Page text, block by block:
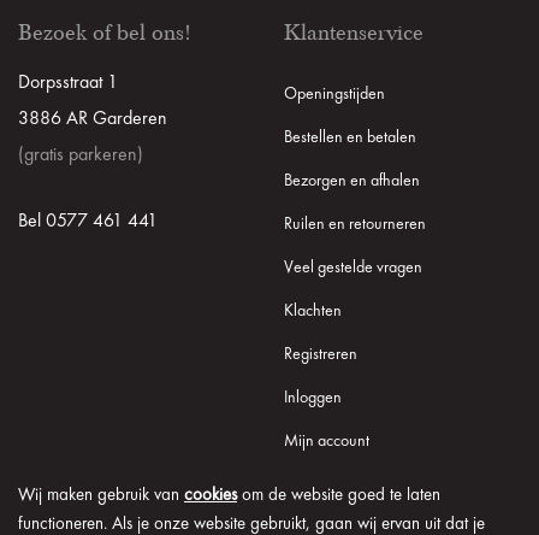
Wij maken gebruik van cookiesom de website goed te laten
functioneren. Als je onze website gebruikt, gaan wij ervan uit dat je
Bezoek of bel ons!
Dorpsstraat 1
3886 AR Garderen
(gratis parkeren)
Bel 0577 461 441
Klantenservice
Openingstijden
Bestellen en betalen
Bezorgen en afhalen
Ruilen en retourneren
Veel gestelde vragen
Klachten
Registreren
Inloggen
Mijn account